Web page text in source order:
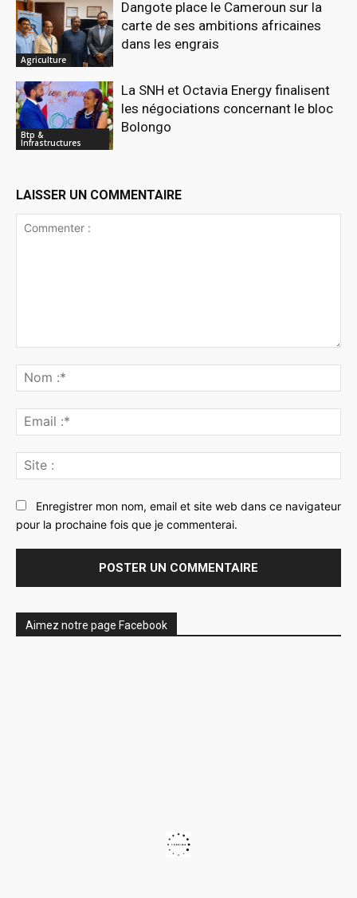
Agriculture
Dangote place le Cameroun sur la
carte de ses ambitions africaines
dans les engrais
Btp &
Infrastructures
La SNH et Octavia Energy finalisent
les négociations concernant le bloc
Bolongo
LAISSER UN COMMENTAIRE
:*
:*
:
Enregistrer mon nom, email et site web dans ce navigateur
pour la prochaine fois que je commenterai.
Aimez notre page Facebook